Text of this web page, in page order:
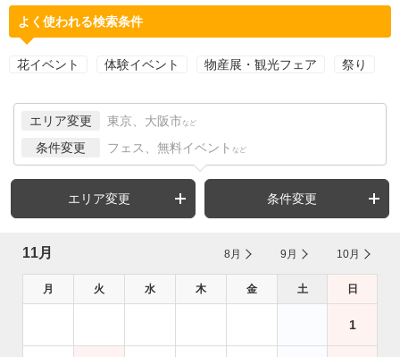
よく使われる検索条件
花イベント 体験イベント 物産展・観光フェア 祭り
エリア変更 東京、大阪市 など
条件変更 フェス、無料イベント など
エリア変更 条件変更
11月 8月 9月 10月
月 火 水 木 金 土 日
1